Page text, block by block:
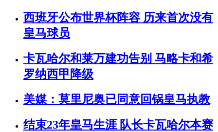
西班牙公布世界杯阵容 历来首次没有
皇马球员
卡瓦哈尔和莱万建功告别 马略卡和希
罗纳西甲降级
美媒：莫里尼奥已同意回锅皇马执教
结束23年皇马生涯 队长卡瓦哈尔本赛